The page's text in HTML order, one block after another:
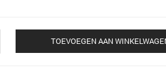
TOEVOEGEN AAN